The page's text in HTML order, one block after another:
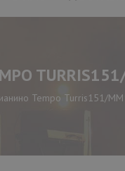
Tempo Turris151/MM